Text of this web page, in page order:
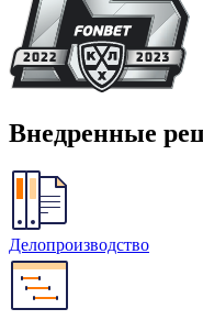
Внедренные
Делопроизводство